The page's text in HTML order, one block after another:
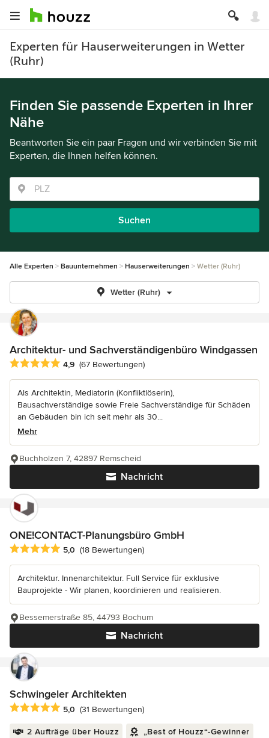
Experten für Hauserweiterungen in Wetter
(Ruhr)
Finden Sie passende Experten in Ihrer
Nähe
Beantworten Sie ein paar Fragen und wir verbinden Sie mit
Experten, die Ihnen helfen können.
Suchen
Alle Experten Bauunternehmen Hauserweiterungen Wetter (Ruhr)
Wetter (Ruhr)
Architektur- und Sachverständigenbüro Windgassen
Durchschnittliche Bewertung: 4.9 von 5 Sternen
4,9 (67 Bewertungen)
Als Architektin, Mediatorin (Konfliktlöserin),
Bausachverständige sowie Freie Sachverständige für Schäden
an Gebäuden bin ich seit mehr als 30...
Mehr
Nachricht
Buchholzen 7, 42897 Remscheid
ONE!CONTACT-Planungsbüro GmbH
Durchschnittliche Bewertung: 5 von 5 Sternen
5,0 (18 Bewertungen)
Architektur. Innenarchitektur. Full Service für exklusive
Bauprojekte - Wir planen, koordinieren und realisieren.
Nachricht
Bessemerstraße 85, 44793 Bochum
Schwingeler Architekten
Durchschnittliche Bewertung: 5 von 5 Sternen
5,0 (31 Bewertungen)
2 Aufträge über Houzz „Best of Houzz“-Gewinner